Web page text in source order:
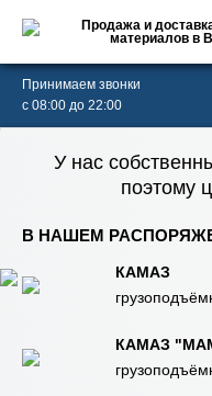
Продажа и
материалов в
Принимаем звонки
с 08:00 до 22:00
В НАШЕМ
КАМАЗ
КАМАЗ
У нас
поэтому